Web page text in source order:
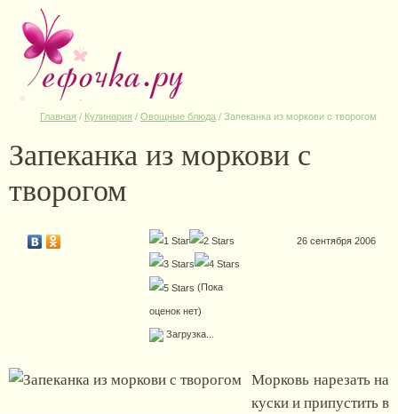
Главная / Кулинария / Овощные блюда / Запеканка из моркови с творогом
Запеканка из моркови с
творогом
(Пока
оценок нет)
Загрузка...
26 сентября 2006
Морковь нарезать на
куски и припустить в